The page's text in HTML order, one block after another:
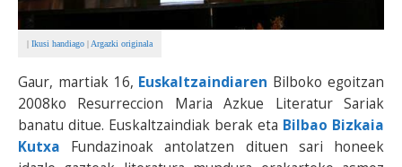
| Ikusi handiago |Argazki originala
Gaur, martiak 16, Euskaltzaindiaren Bilboko egoitzan
2008ko Resurreccion Maria Azkue Literatur Sariak
banatu ditue. Euskaltzaindiak berak eta Bilbao Bizkaia
Kutxa Fundazinoak antolatzen dituen sari honeek